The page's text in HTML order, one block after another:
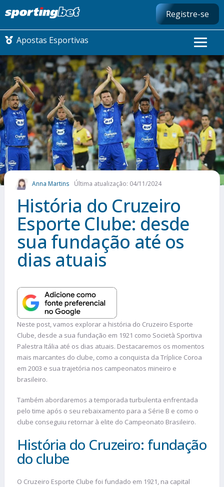
Registre-se
Apostas Esportivas
CONMEBOL LIBERTADORES
FUTEBOL NACIONAL
FUTEBOL INTERNACIONAL
COMO APOSTAR
MAIS ESPORTES
Anna Martins Última atualização: 04/11/2024
História do Cruzeiro
Esporte Clube: desde
sua fundação até os
dias atuais
Neste post, vamos explorar a história do Cruzeiro Esporte
Clube, desde a sua fundação em 1921 como Società Sportiva
Palestra Itália até os dias atuais. Destacaremos os momentos
mais marcantes do clube, como a conquista da Tríplice Coroa
em 2003 e sua trajetória nos campeonatos mineiro e
brasileiro.
Também abordaremos a temporada turbulenta enfrentada
pelo time após o seu rebaixamento para a Série B e como o
clube conseguiu retornar à elite do Campeonato Brasileiro.
História do Cruzeiro: fundação
do clube
O Cruzeiro Esporte Clube foi fundado em 1921, na capital